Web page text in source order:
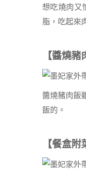
想吃燒肉又
脂，吃起來
【醬燒豬
醬燒豬肉飯
飯的。
【餐盒附